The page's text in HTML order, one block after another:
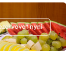
nyní